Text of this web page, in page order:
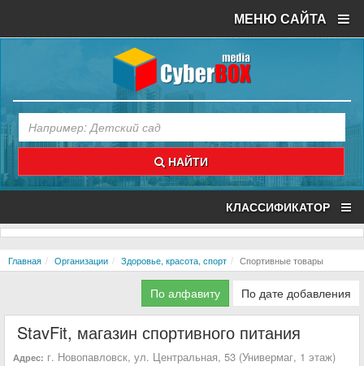
МЕНЮ САЙТА
НАЙТИ
КЛАССИФИКАТОР
Главная Организации Здоровье, красота, спорт Спортивные товары
По алфавиту По дате добавления
StavFit, магазин спортивного питания
Адрес: г. Новопавловск, ул. Центральная, 53 (Универмаг, 1 этаж)